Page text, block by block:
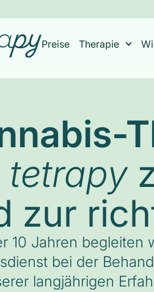
Preise Therapie
tetrapy
zur
10 Jahren begleiten
bei der
langjährigen